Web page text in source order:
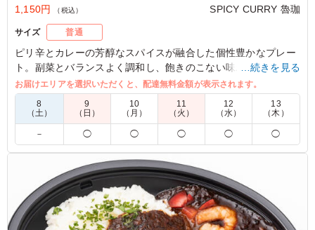
1,150円 （税込） SPICY CURRY 魯珈
サイズ 普通
ピリ辛とカレーの芳醇なスパイスが融合した個性豊かなプレー
ト。副菜とバランスよく調和し、飽きのこない味わい。法人会
議やイベントに新鮮な驚きを提供。多数メディアが注目するブ
ランドの確かな品質を感じられます。
※特定日だけ写真と異なる容器（楕円形の容器）での納品とな
ります。
日付：1/15のみ
4.0 株式会社日企
魯珈と言ったら！のルーローハンも食べれて、カレーも食
べれて、辛味を足す副菜もついていて大満足のプレートで
…続きを見る
お届けエリアを選択いただくと、配達無料金額が表示されます。
8
（土）
9
（日）
10
（月）
11
（火）
12
（水）
13
（木）
－ ◯ ◯ ◯ ◯ ◯